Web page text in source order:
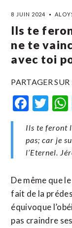
8 JUIN 2024
Ils te
ne te
avec toi
PARTAGER SUR
Ils te feront
pas; car je
l’Eternel.
De même que
fait de la
équivoque
pas craindre